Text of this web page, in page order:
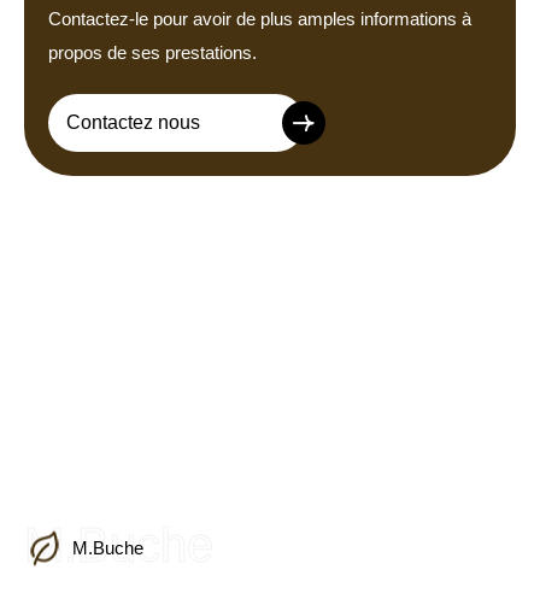
Contactez-le pour avoir de plus amples informations à
propos de ses prestations.
Contactez nous
M.Buche
M.Buche